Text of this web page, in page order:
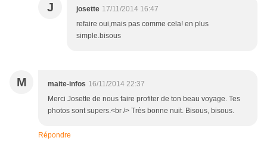
J josette 17/11/2014 16:47
refaire oui,mais pas comme cela! en plus
simple.bisous
M maite-infos 16/11/2014 22:37
Merci Josette de nous faire profiter de ton beau voyage. Tes
photos sont supers.<br /> Très bonne nuit. Bisous, bisous.
Répondre